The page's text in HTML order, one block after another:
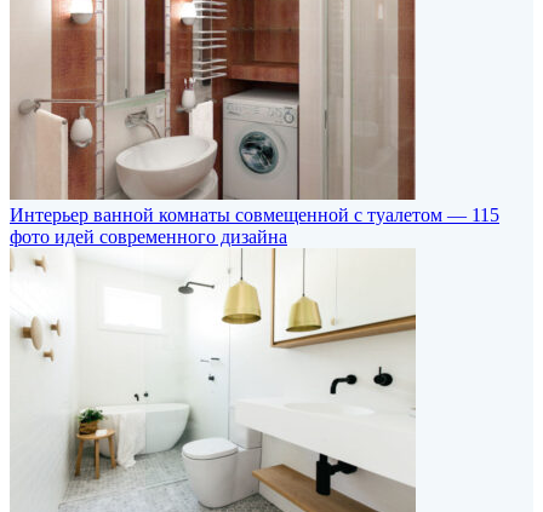
Интерьер ванной комнаты совмещенной с туалетом — 115
фото идей современного дизайна